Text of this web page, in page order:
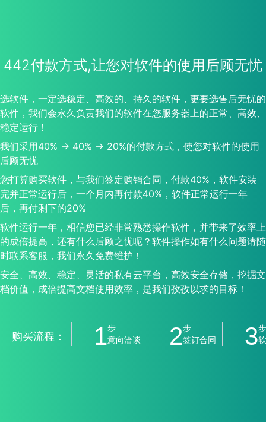
442付款方式,让您对软件的使用后顾无忧
选软件，一定选稳定、高效的、持久的软件，更要选售后无忧的
软件，我们会永久负责我们的软件在您服务器上的正常、高效、
稳定运行！
我们采用40% -> 40% -> 20%的付款方式，使您对软件的使用
后顾无忧
您打算购买软件，与我们签定购销合同，付款40%，软件安装
完并正常运行后，一个月内再付款40%，软件正常运行一年
后，再付剩下的20%
软件运行一年，相信您已经非常熟悉操作软件，并带来了效率上
的成倍提高，还有什么后顾之忧呢？软件操作如有什么问题请随
时联系客服，我们永久免费维护！
安全、高效、稳定、灵活的私有云平台，高效安全存储，挖掘文
档价值，成倍提高文档使用效率，是我们孜孜以求的目标！
购买流程： 1步
意向洽谈
2步
签订合同
3步